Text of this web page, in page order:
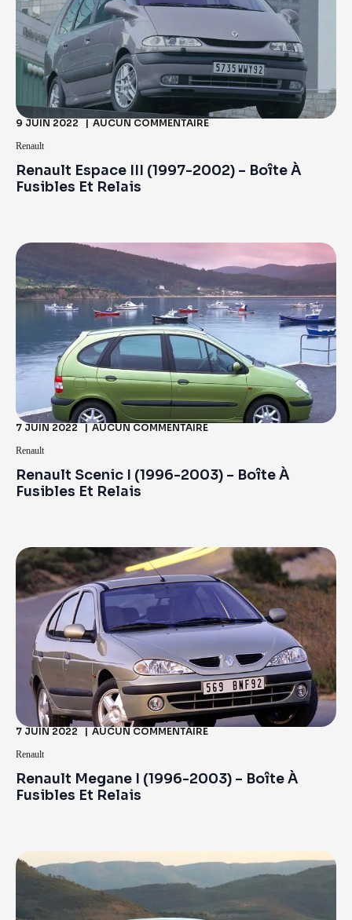
Renault Espace III (1997-2002) – Boîte À
Fusibles Et Relais
9 JUIN 2022 AUCUN COMMENTAIRE
Renault
Renault Scenic I (1996-2003) – Boîte À
Fusibles Et Relais
7 JUIN 2022 AUCUN COMMENTAIRE
Renault
Renault Megane I (1996-2003) – Boîte À
Fusibles Et Relais
7 JUIN 2022 AUCUN COMMENTAIRE
Renault